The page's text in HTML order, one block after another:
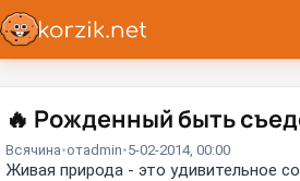
🔥 Рожденный быть
Всячина отadmin 5-02-2014, 00:00
Живая природа - это удивительное